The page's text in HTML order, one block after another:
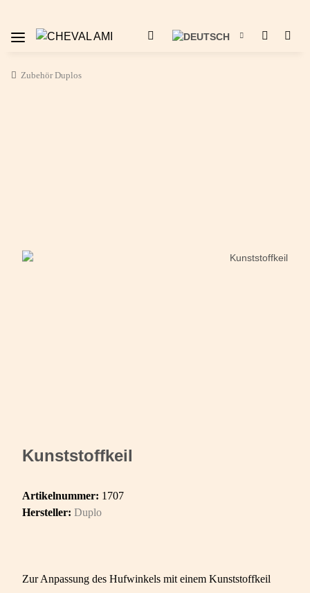
Zubehör Duplos
Kunststoffkeil
Artikelnummer: 1707
Hersteller: Duplo
Zur Anpassung des Hufwinkels mit einem Kunststoffkeil